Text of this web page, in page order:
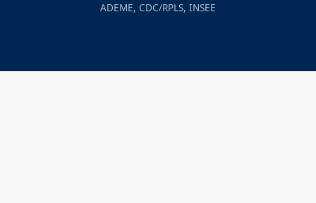
ADEME, CDC/RPLS, INSEE